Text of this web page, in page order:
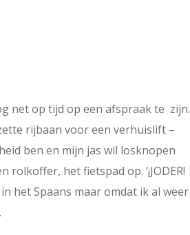
net op tijd op een afspraak te zijn.
rijbaan voor een verhuislift –
ben en mijn jas wil losknopen
het fietspad op. ‘¡JODER!
het Spaans maar omdat ik al weer